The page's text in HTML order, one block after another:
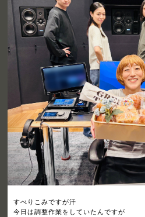
すべりこみですが汗
今日は調整作業をしていたんですが